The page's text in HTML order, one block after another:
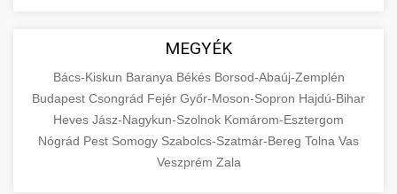
MEGYÉK
Bács-Kiskun Baranya Békés Borsod-Abaúj-Zemplén
Budapest Csongrád Fejér Győr-Moson-Sopron Hajdú-Bihar
Heves Jász-Nagykun-Szolnok Komárom-Esztergom
Nógrád Pest Somogy Szabolcs-Szatmár-Bereg Tolna Vas
Veszprém Zala